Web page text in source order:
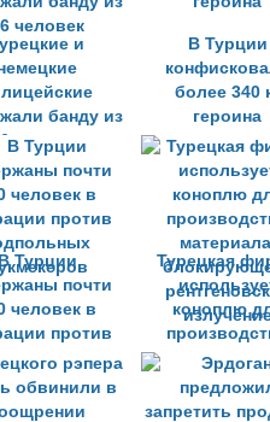
и
банду из
человек
В Турции
более 340
героина
Турции
почти
человек в
против
Турецкая
коноплю